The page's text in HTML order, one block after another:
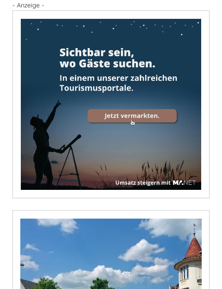
- Anzeige -